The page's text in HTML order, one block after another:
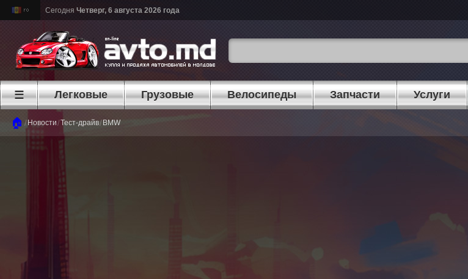
Сегодня Четверг, 6 августа 2026 года
☰ Легковые Грузовые Велосипеды Запчасти Услуги
🏠 / Новости/Тест-драйв/ BMW